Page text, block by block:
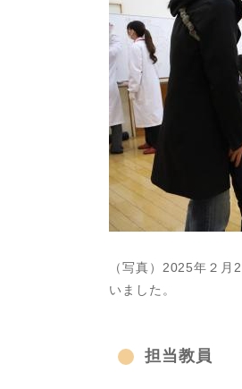
（写真）2025年２
いました。​
担当教員